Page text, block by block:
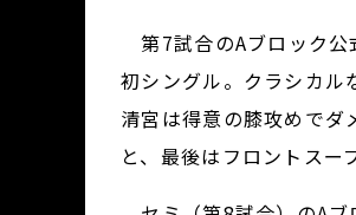
第7試合のAブロック公
初シングル。クラシカル
清宮は得意の膝攻めで
と、最後はフロントスー